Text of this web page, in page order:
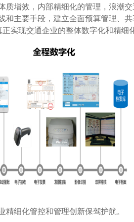
增效，内部精细化的管理，浪潮
主要手段，建立全面预算管理、
实现交通企业的整体数字化和精细化
细化管控和管理创新保驾护航。